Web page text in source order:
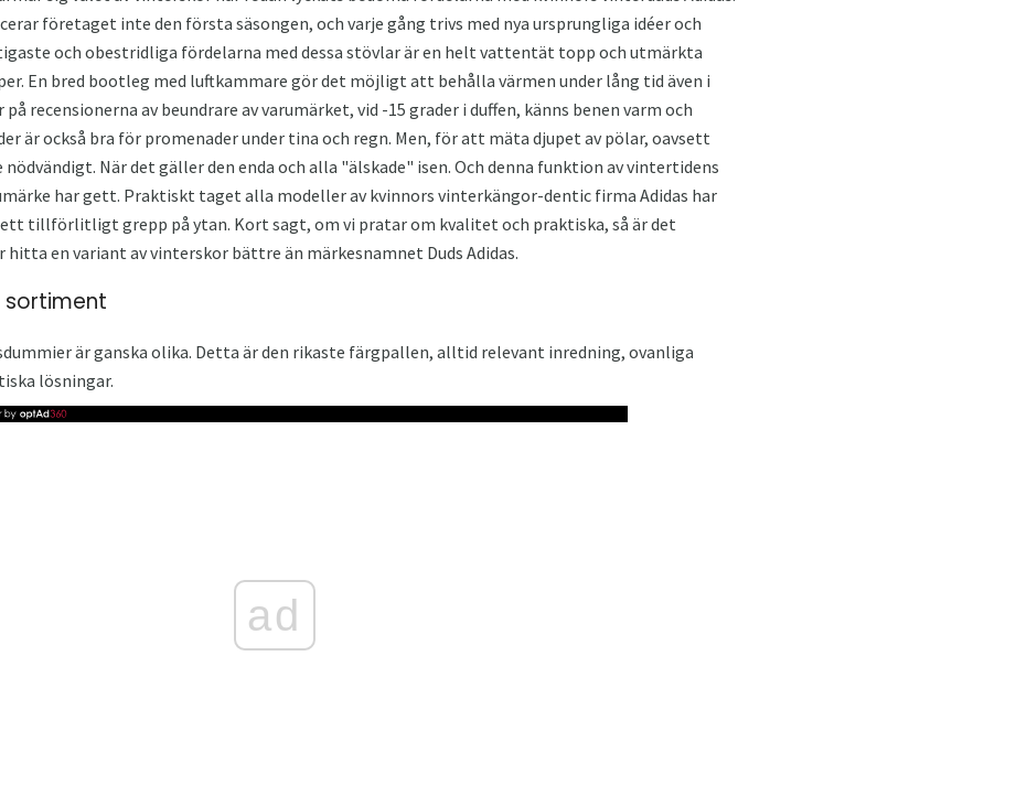
företaget inte den första säsongen, och varje gång trivs med nya ursprungliga idéer och
och obestridliga fördelarna med dessa stövlar är en helt vattentät topp och utmärkta
En bred bootleg med luftkammare gör det möjligt att behålla värmen under lång tid även i
recensionerna av beundrare av varumärket, vid -15 grader i duffen, känns benen varm och
är också bra för promenader under tina och regn. Men, för att mäta djupet av pölar, oavsett
När det gäller den enda och alla "älskade" isen. Och denna funktion av vintertidens
har gett. Praktiskt taget alla modeller av kvinnors vinterkängor-dentic firma Adidas har
ett tillförlitligt grepp på ytan. Kort sagt, om vi pratar om kvalitet och praktiska, så är det
en variant av vinterskor bättre än märkesnamnet Duds Adidas.
är ganska olika. Detta är den rikaste färgpallen, alltid relevant inredning, ovanliga
lösningar.
ad